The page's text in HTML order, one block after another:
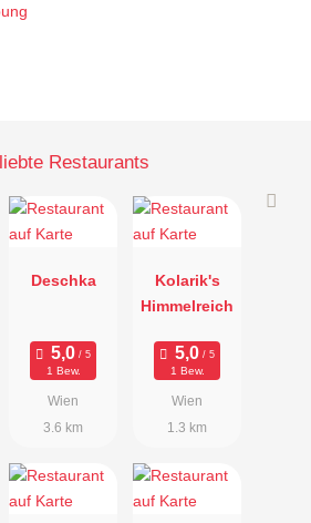
Restaurants
Deschka
1 Bew.
Wien
3.6 km
Kolarik's
Himmelreich
1 Bew.
Wien
1.3 km